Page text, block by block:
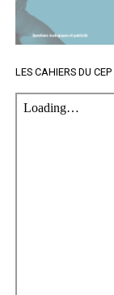
LES CAHIERS DU CEP